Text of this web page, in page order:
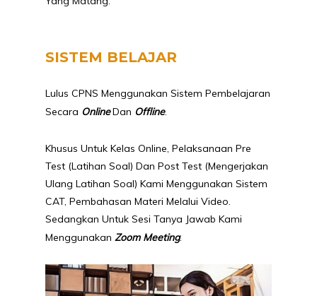
SISTEM BELAJAR
Lulus CPNS Menggunakan Sistem Pembelajaran
Secara OnlineDan Offline.
Khusus Untuk Kelas Online, Pelaksanaan Pre
Test (latihan Soal) Dan Post Test (mengerjakan
Ulang Latihan Soal) Kami Menggunakan Sistem
CAT, Pembahasan Materi Melalui Video.
Sedangkan Untuk Sesi Tanya Jawab Kami
Menggunakan Zoom Meeting.